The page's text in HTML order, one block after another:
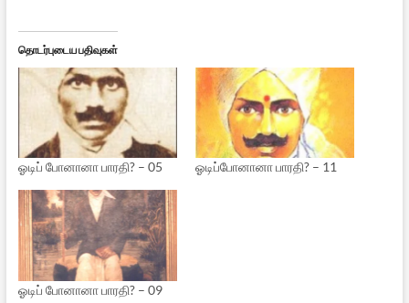
தொடர்புடைய பதிவுகள்
ஓடிப் போனானா பாரதி? – 05 ஓடிப்போனானா பாரதி? – 11
ஓடிப் போனானா பாரதி? – 09